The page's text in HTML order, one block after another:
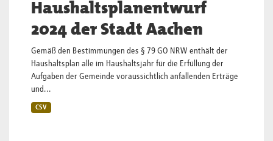
Haushaltsplanentwurf
2024 der Stadt Aachen
Gemäß den Bestimmungen des § 79 GO NRW enthält der
Haushaltsplan alle im Haushaltsjahr für die Erfüllung der
Aufgaben der Gemeinde voraussichtlich anfallenden Erträge
und...
CSV